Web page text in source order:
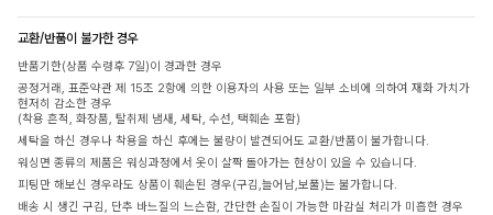
교환/반품이 불가한 경우
반품기한(상품 수령후 7일)이 경과한 경우
공정거래, 표준약관 제 15조 2항에 의한 이용자의 사용 또는 일부 소비에 의하여 재화 가치가
현저히 감소한 경우
(착용 흔적, 화장품, 탈취제 냄새, 세탁, 수선, 택훼손 포함)
세탁을 하신 경우나 착용을 하신 후에는 불량이 발견되어도 교환/반품이 불가합니다.
워싱면 종류의 제품은 워싱과정에서 옷이 살짝 돌아가는 현상이 있을 수 있습니다.
피팅만 해보신 경우라도 상품이 훼손된 경우(구김,늘어남,보풀)는 불가합니다.
배송 시 생긴 구김, 단추 바느질의 느슨함, 간단한 손질이 가능한 마감실 처리가 미흡한 경우